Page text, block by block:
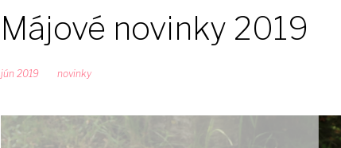
Májové novinky 2019
jún 2019 novinky